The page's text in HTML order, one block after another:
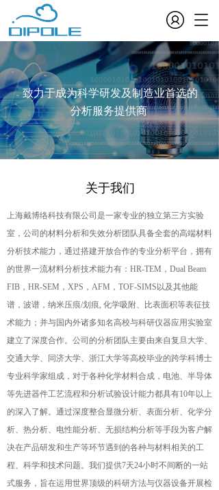
T
g
g
l
e
n
a
i
g
o
n
致力于成为科学研发及制造业首选的
分析服务提供商
关于我们
上海戴博络科技有限公司是一家专业的独立第三方实验
室，公司的材料分析和失效分析团队具备全套的高端材料
分析技术能力，通过搭建开放合作的专业分析平台，拥有
的世界一流材料分析技术能力有：HR-TEM，Dual Beam
FIB，HR-SEM，XPS，AFM，TOF-SIMS以及其他能
谱，波谱，纳米压痕/划痕, 化学吸附、比表面积等表征技
术能力；并与国内外诸多知名高校与科研仪器应用实验室
建立了深度合作。公司的分析团队主要由来自复旦大学、
交通大学、同济大学、浙江大学等高校毕业的跨学科博士
专业科学家组成，对于各种化学材料合成，电池、半导体
等先进器件工艺流程和分析试验设计能力都具有10年以上
的深入了解。通过深度整合显微分析、表面分析、化学分
析、热分析、电性能分析、无损结构分析等手段为客户解
决在产品研发和生产等环节遇到的各种与材料相关的工
程、科学和技术问题。我们提供7天24小时不间断的一站
式服务，旨在运用世界顶级的科研方法与仪器设备开展检